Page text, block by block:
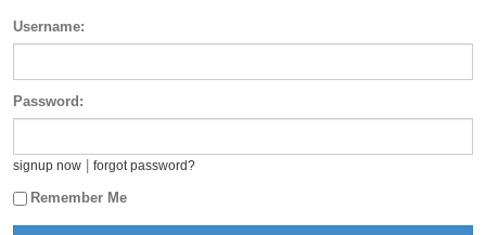
Username:
Password:
signup now forgot password?
Remember Me